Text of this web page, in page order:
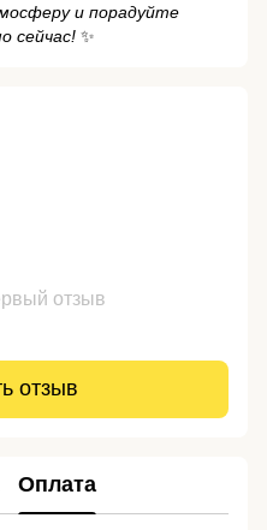
и порадуйте
сейчас! ✨
отзыв
отзыв
Оплата